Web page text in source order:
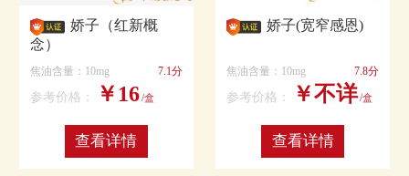
娇子（红新概
念）
焦油含量：10mg 7.1分
参考价格： ￥16/盒
查看详情
娇子(宽窄感恩)
焦油含量：10mg 7.8分
参考价格： ￥不详/盒
查看详情